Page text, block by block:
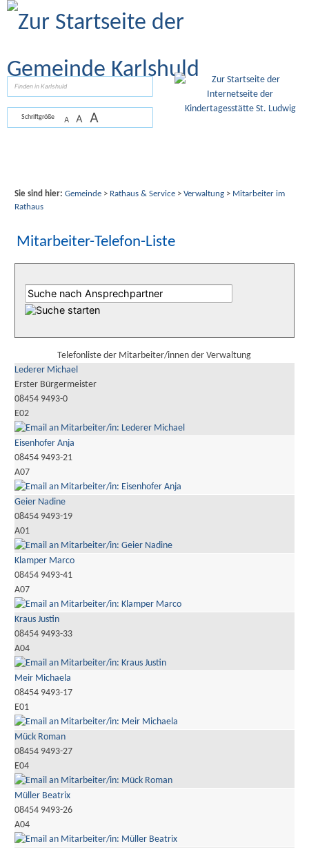
Zum Inhalt
Schriftgröße A A A
Sie sind hier: Gemeinde> Rathaus & Service> Verwaltung> Mitarbeiter im
Rathaus
Mitarbeiter-Telefon-Liste
Telefonliste der Mitarbeiter/innen der Verwaltung
Lederer Michael
Erster Bürgermeister
08454 9493-0
E02
Eisenhofer Anja
08454 9493-21
A07
Geier Nadine
08454 9493-19
A01
Klamper Marco
08454 9493-41
A07
Kraus Justin
08454 9493-33
A04
Meir Michaela
08454 9493-17
E01
Mück Roman
08454 9493-27
E04
Müller Beatrix
08454 9493-26
A04